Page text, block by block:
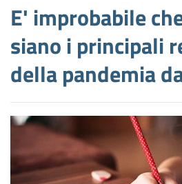
E' improbabile
siano i principali
della pandemia